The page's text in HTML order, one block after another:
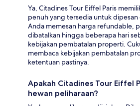
Ya, Citadines Tour Eiffel Paris
penuh yang tersedia untuk dipesan
Anda memesan harga refundable,
dibatalkan hingga beberapa hari
kebijakan pembatalan properti.
membaca kebijakan pembatalan
ketentuan pastinya.
Apakah Citadines Tour Eiffel
hewan peliharaan?